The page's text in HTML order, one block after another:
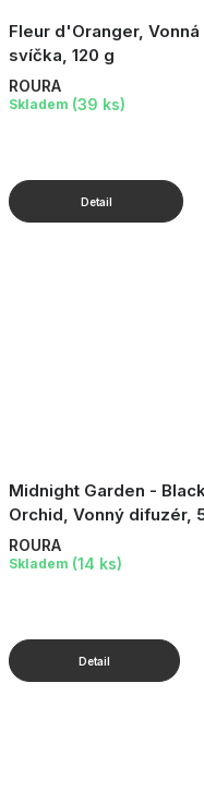
Fleur d'Oranger, Vonná
svíčka, 120 g
ROURA
Skladem (39 ks)
Midnight Garden -
Orchid, Vonný difuzér,
ml
ROURA
Skladem (14 ks)